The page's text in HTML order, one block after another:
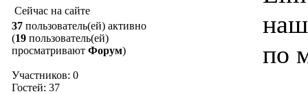
Сейчас на сайте
37 пользователь(ей) активно
(19 пользователь(ей)
просматривают Форум)
Участников: 0
Гостей: 37
по